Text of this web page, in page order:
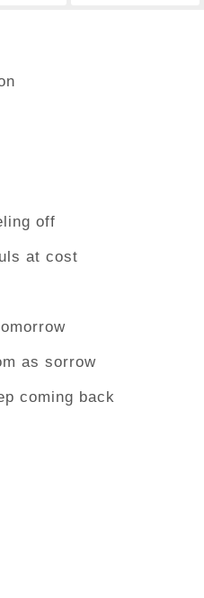
off
at cost
as sorrow
coming back